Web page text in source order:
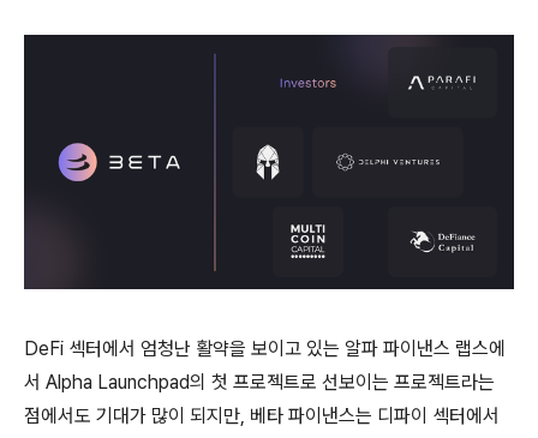
DeFi 섹터에서 엄청난 활약을 보이고 있는 알파 파이낸스 랩스에
서 Alpha Launchpad의 첫 프로젝트로 선보이는 프로젝트라는
점에서도 기대가 많이 되지만, 베타 파이낸스는 디파이 섹터에서